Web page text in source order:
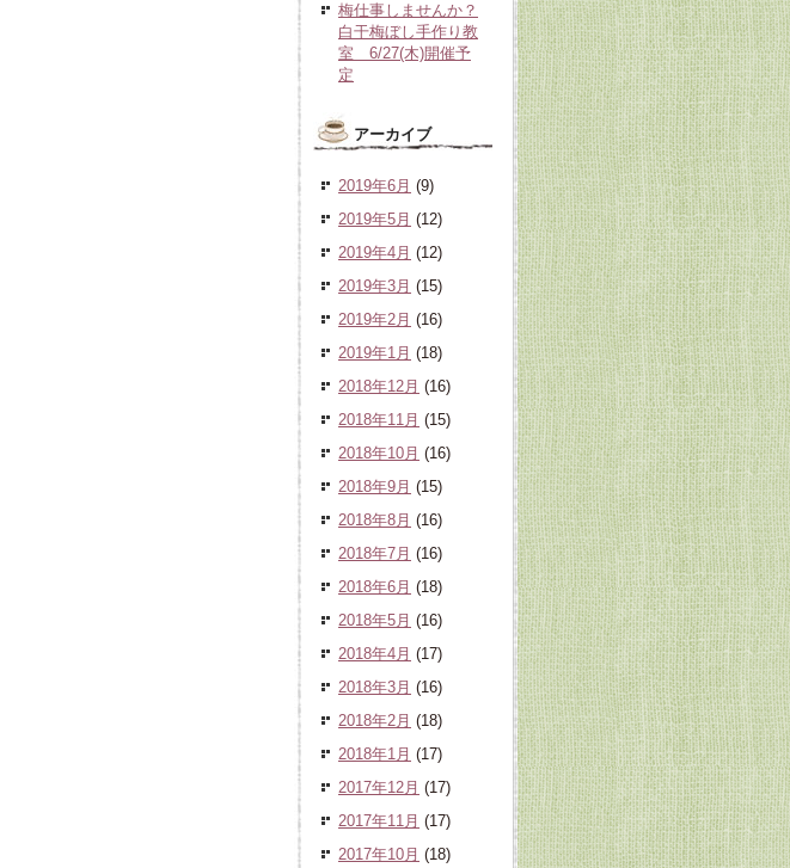
梅仕事しませんか？
白干梅ぼし手作り教
室 6/27(木)開催予
定
アーカイブ
2019年6月 (9)
2019年5月 (12)
2019年4月 (12)
2019年3月 (15)
2019年2月 (16)
2019年1月 (18)
2018年12月 (16)
2018年11月 (15)
2018年10月 (16)
2018年9月 (15)
2018年8月 (16)
2018年7月 (16)
2018年6月 (18)
2018年5月 (16)
2018年4月 (17)
2018年3月 (16)
2018年2月 (18)
2018年1月 (17)
2017年12月 (17)
2017年11月 (17)
2017年10月 (18)